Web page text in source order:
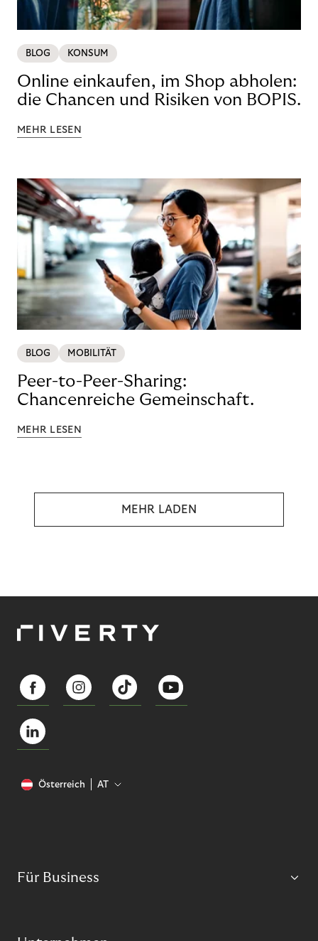
BLOG KONSUM
Online einkaufen, im Shop abholen:
die Chancen und Risiken von BOPIS.
MEHR LESEN
BLOG MOBILITÄT
Peer-to-Peer-Sharing:
Chancenreiche Gemeinschaft.
MEHR LESEN
MEHR LADEN
Österreich AT
Für Business